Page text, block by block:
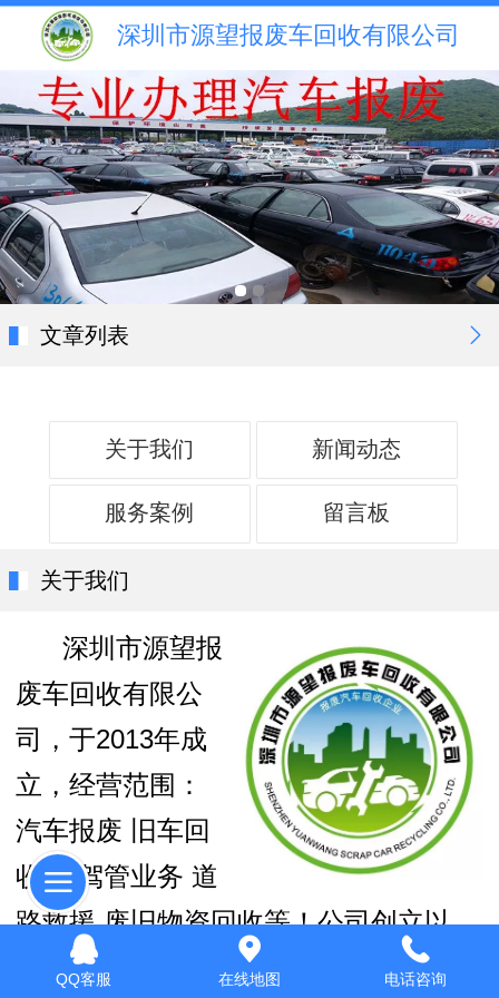
深圳市源望报废车回收有限公司
文章列表
关于我们 新闻动态
服务案例 留言板
关于我们
深圳市源望报
废车回收有限公
司，于2013年成
立，经营范围：
汽车报废 旧车回
收 车驾管业务 道
路救援 废旧物资回收等！公司创立以
来，始终坚持“以专业求生存，以信誉求
QQ客服 在线地图 电话咨询